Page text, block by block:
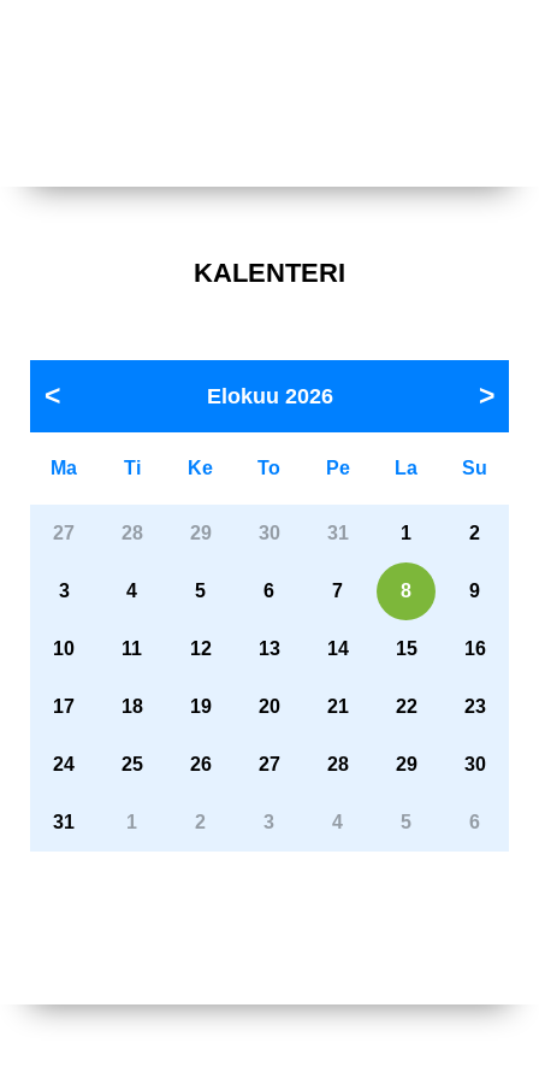
KALENTERI
Elokuu 2026
Ma Ti Ke To Pe La Su
27 28 29 30 31 1 2
3 4 5 6 7 8 9
10 11 12 13 14 15 16
17 18 19 20 21 22 23
24 25 26 27 28 29 30
31 1 2 3 4 5 6